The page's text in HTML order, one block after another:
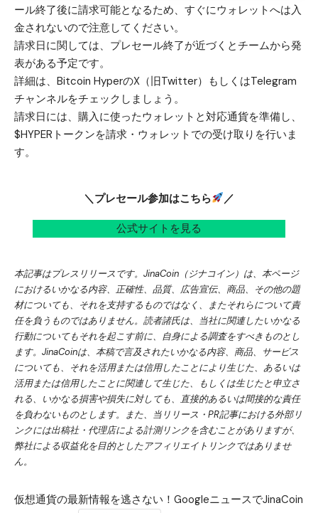
ール終了後に請求可能となるため、すぐにウォレットへは入
金されないので注意してください。
請求日に関しては、プレセール終了が近づくとチームから発
表がある予定です。
詳細は、Bitcoin HyperのX（旧Twitter） もしくはTelegram
チャンネルをチェックしましょう。
請求日には、購入に使ったウォレットと対応通貨を準備し、
$HYPERトークンを請求・ウォレットでの受け取りを行いま
す。
＼プレセール参加はこちら ／
公式サイトを見る
本記事はプレスリリースです。JinaCoin（ジナコイン）は、本ページ
におけるいかなる内容、正確性、品質、広告宣伝、商品、その他の題
材についても、それを支持するものではなく、またそれらについて責
任を負うものではありません。読者諸氏は、当社に関連したいかなる
行動についてもそれを起こす前に、自身による調査をすべきものとし
ます。JinaCoinは、本稿で言及されたいかなる内容、商品、サービス
についても、それを活用または信用したことにより生じた、あるいは
活用または信用したことに関連して生じた、もしくは生じたと申立さ
れる、いかなる損害や損失に対しても、直接的あるいは間接的な責任
を負わないものとします。また、当リリース・PR記事における外部リ
ンクには出稿社・代理店による計測リンクを含むことがありますが、
弊社による収益化を目的としたアフィリエイトリンクではありませ
ん。
仮想通貨の最新情報を逃さない！GoogleニュースでJinaCoin